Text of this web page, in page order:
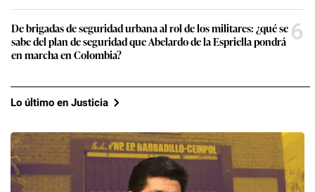
De brigadas de seguridad urbana al rol de los militares: ¿qué se
sabe del plan de seguridad que Abelardo de la Espriella pondrá
en marcha en Colombia?
6
Lo último en Justicia